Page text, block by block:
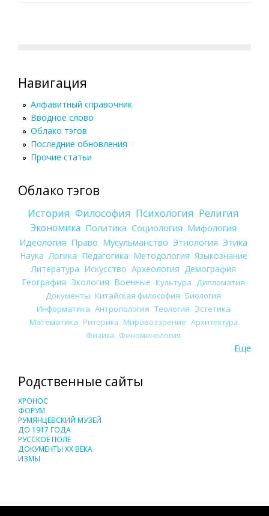
Навигация
Алфавитный справочник
Вводное слово
Облако тэгов
Последние обновления
Прочие статьи
Облако тэгов
История Философия Психология Религия
Экономика Политика Социология Мифология
Идеология Право Мусульманство Этнология Этика
Наука Логика Педагогика Методология Языкознание
Литература Искусство Археология Демография
География Экология Военные Культура
Дипломатия
Документы Китайская философия Биология
Информатика Антропология Теология Эстетика
Математика Риторика Мировоззрение Архитектура
Физика Феноменология
Еще
Родственные сайты
ХРОНОС
ФОРУМ
РУМЯНЦЕВСКИЙ МУЗЕЙ
ДО 1917 ГОДА
РУССКОЕ ПОЛЕ
ДОКУМЕНТЫ XX ВЕКА
ИЗМЫ